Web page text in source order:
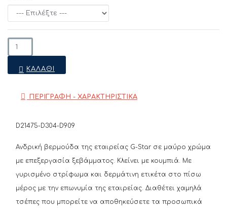
ΚΑΛΆΘΙ
ΠΕΡΙΓΡΑΦΗ - ΧΑΡΑΚΤΗΡΙΣΤΙΚΑ
D21475-D304-D909
Ανδρική βερμούδα της εταιρείας G-Star σε μαύρο χρώμα
με επεξεργασία ξεβάμματος. Κλείνει με κουμπιά. Με
γυρισμένο στρίφωμα και δερμάτινη ετικέτα στο πίσω
μέρος με την επωνυμία της εταιρείας. Διαθέτει χαμηλά
τσέπες που μπορείτε να αποθηκεύσετε τα προσωπικά